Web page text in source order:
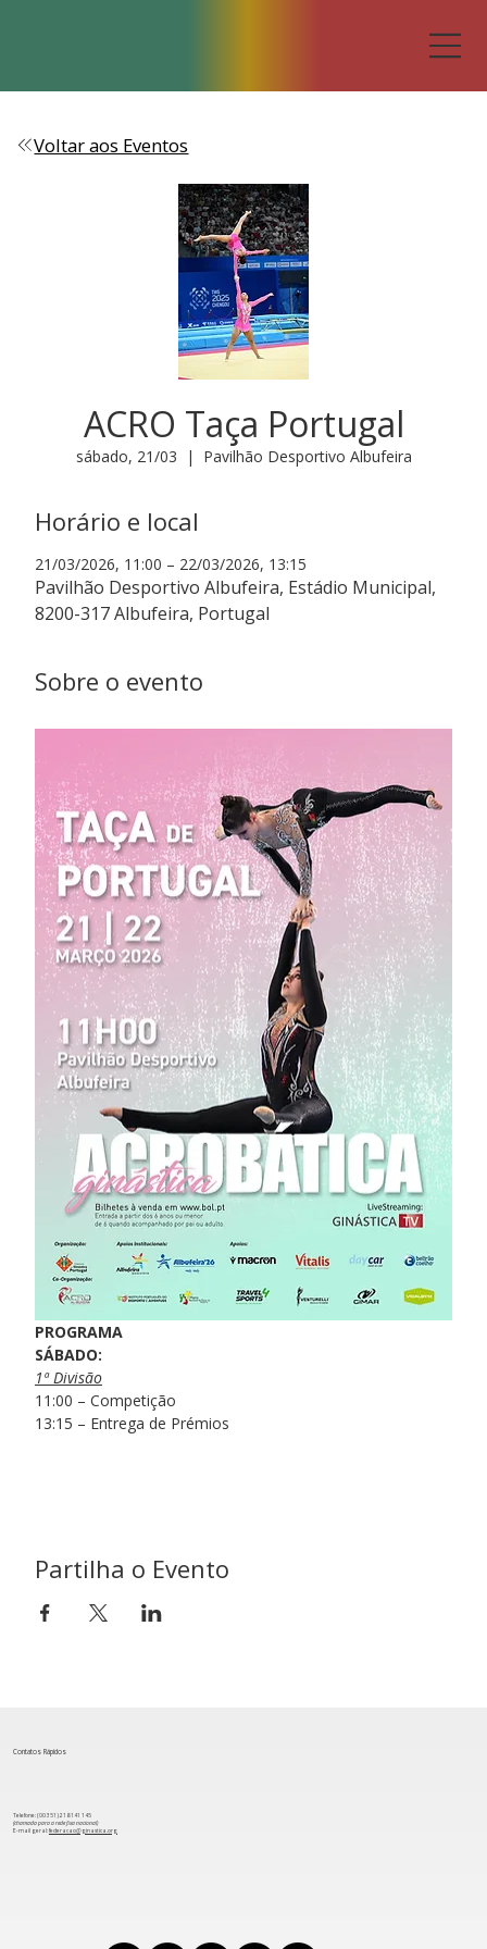
ACRO Taça Portugal
sábado, 21/03
  |
Pavilhão Desportivo Albufeira
Horário e local
21/03/2026, 11:00 – 22/03/2026, 13:15
Pavilhão Desportivo Albufeira, Estádio Municipal,
8200-317 Albufeira, Portugal
Sobre o evento
PROGRAMA
SÁBADO:
1ª Divisão
11:00 – Competição
13:15 – Entrega de Prémios
Partilha o Evento
Voltar aos Eventos
Contatos Rápidos
Telefone: (00 351) 218 141 145
(chamada para a rede fixa nacional)
​E-mail geral:federacao@ginastica.org